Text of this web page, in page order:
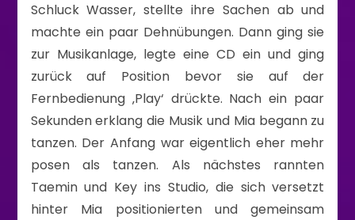
Schluck Wasser, stellte ihre Sachen ab und
machte ein paar Dehnübungen. Dann ging sie
zur Musikanlage, legte eine CD ein und ging
zurück auf Position bevor sie auf der
Fernbedienung ‚Play‘ drückte. Nach ein paar
Sekunden erklang die Musik und Mia begann zu
tanzen. Der Anfang war eigentlich eher mehr
posen als tanzen. Als nächstes rannten
Taemin und Key ins Studio, die sich versetzt
hinter Mia positionierten und gemeinsam